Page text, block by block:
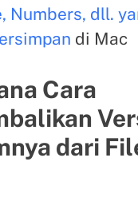
Numbers, dll.
di Mac
Cara
dari